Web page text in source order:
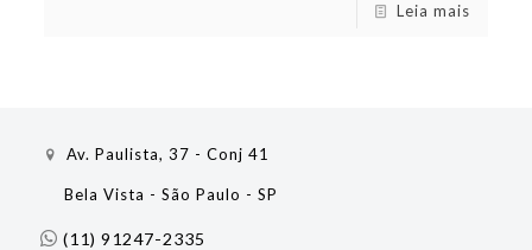
Leia mais
Av. Paulista, 37 - Conj 41
Bela Vista - São Paulo - SP
(11) 91247-2335